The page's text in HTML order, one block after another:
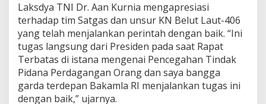
Laksdya TNI Dr. Aan Kurnia mengapresiasi
terhadap tim Satgas dan unsur KN Belut Laut-406
yang telah menjalankan perintah dengan baik. “Ini
tugas langsung dari Presiden pada saat Rapat
Terbatas di istana mengenai Pencegahan Tindak
Pidana Perdagangan Orang dan saya bangga
garda terdepan Bakamla RI menjalankan tugas ini
dengan baik,” ujarnya.